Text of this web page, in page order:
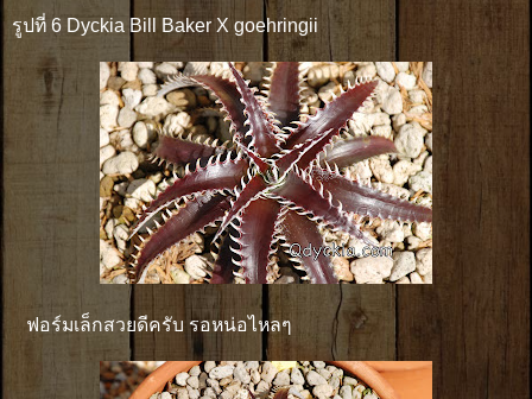
รูปที่ 6 Dyckia Bill Baker X goehringii
ฟอร์มเล็กสวยดีครับ รอหน่อไหลๆ